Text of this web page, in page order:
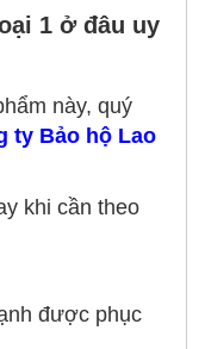
1 ở đâu uy
này, quý
ty Bảo hộ Lao
khi cần theo
được phục